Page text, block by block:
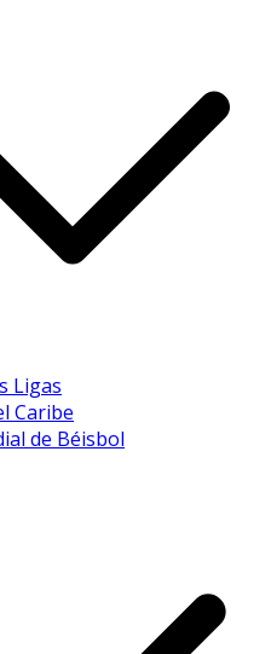
Ligas
Caribe
de Béisbol